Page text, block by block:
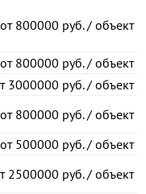
от800000 руб. / объект
от800000 руб. / объект
3000000 руб. / объект
от800000 руб. / объект
от500000 руб. / объект
2500000 руб. / объект